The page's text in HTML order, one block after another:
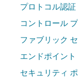
プロトコル認証
コントロール
ファブリック
エンドポイン
セキュリティ